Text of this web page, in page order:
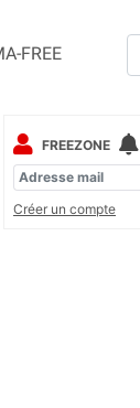
FREE
FREEZONE
Créer un compte